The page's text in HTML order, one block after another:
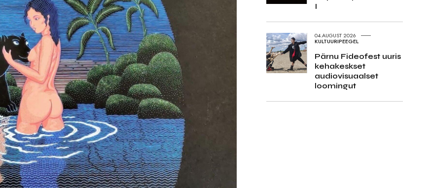
I
04.AUGUST 2026
KULTUURIPEEGEL
Pärnu Fideofest uuris
kehakeskset
audiovisuaalset
loomingut